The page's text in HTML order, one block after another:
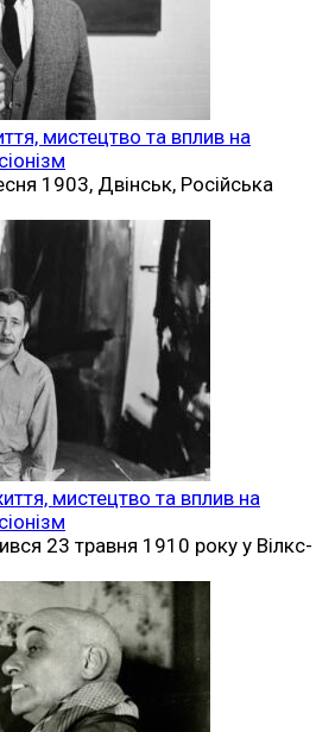
мистецтво та вплив на
1903, Двінськ, Російська
мистецтво та вплив на
23 травня 1910 року у Вілкс-